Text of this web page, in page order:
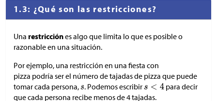
1.3: ¿Qué son las restricciones?
Una restricciónes algo que limita lo que es posible o
razonable en una situación.
Por ejemplo, una restricción en una fiesta con
pizza podría ser el número de tajadas de pizza que puede
tomar cada persona, . Podemos escribir
para decir
que cada persona recibe menos de 4 tajadas.